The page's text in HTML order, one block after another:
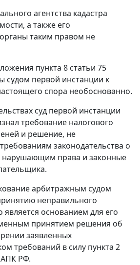
агентства кадастра
а также его
таким правом не
пункта 8 статьи 75
судом первой инстанции к
спора необоснованно.
суд первой инстанции
требование налогового
и решение, не
законодательства о
нарушающим права и законные
арбитражным судом
неправильного
является основанием для его
принятием решения об
заявленных
требований в силу пункта 2
АПК РФ.